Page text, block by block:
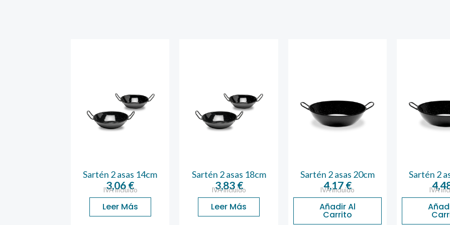
Sartén 2 asas 14cm
3,06 €
IVA incluido
Leer Más
Sartén 2 asas 18cm
3,83€
IVA incluido
Leer Más
Sartén 2 asas 20cm
4,17€
IVA incluido
Añadir Al
Carrito
Sartén 2
IVA